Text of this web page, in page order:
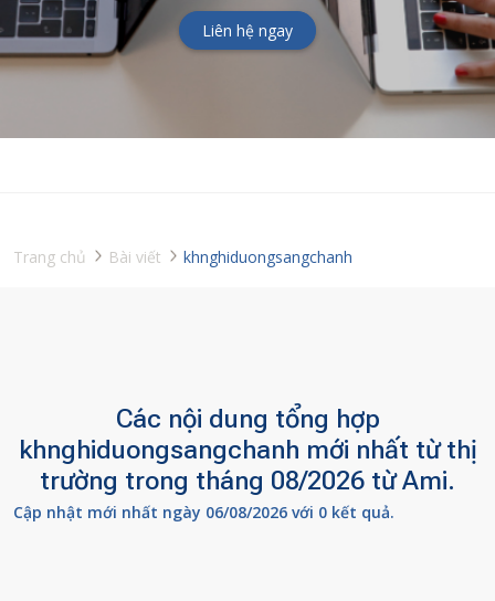
Liên hệ ngay
Trang chủ Bài viết khnghiduongsangchanh
Các nội dung tổng hợp
khnghiduongsangchanh mới nhất từ thị
trường trong tháng 08/2026 từ Ami.
Cập nhật mới nhất ngày 06/08/2026 với 0 kết quả.